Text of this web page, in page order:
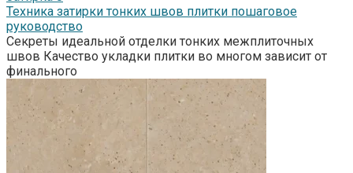
Техника затирки тонких швов плитки пошаговое
руководство
Секреты идеальной отделки тонких межплиточных
швов Качество укладки плитки во многом зависит от
финального